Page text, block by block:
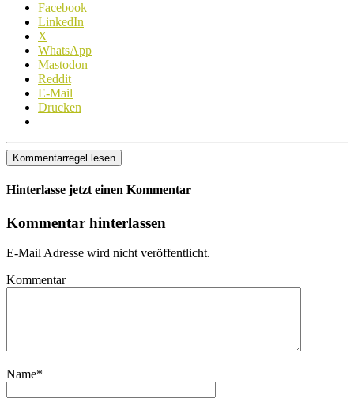
Facebook
LinkedIn
X
WhatsApp
Mastodon
Reddit
E-Mail
Drucken
Kommentarregel lesen
Hinterlasse jetzt einen Kommentar
Kommentar hinterlassen
E-Mail Adresse wird nicht veröffentlicht.
Kommentar
Name*